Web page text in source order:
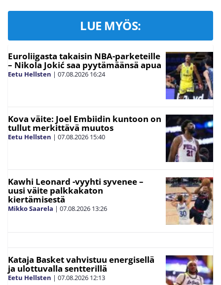
LUE MYÖS:
Euroliigasta takaisin NBA-parketeille
– Nikola Jokić saa pyytämäänsä apua
Eetu Hellsten | 07.08.2026 16:24
Kova väite: Joel Embiidin kuntoon on
tullut merkittävä muutos
Eetu Hellsten | 07.08.2026 15:40
Kawhi Leonard -vyyhti syvenee –
uusi väite palkkakaton
kiertämisestä
Mikko Saarela | 07.08.2026 13:26
Kataja Basket vahvistuu energisellä
ja ulottuvalla sentterillä
Eetu Hellsten | 07.08.2026 12:13